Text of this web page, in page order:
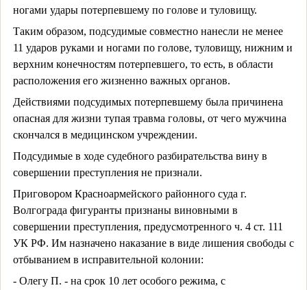
ногами удары потерпевшему по голове и туловищу.
Таким образом, подсудимые совместно нанесли не менее
11 ударов руками и ногами по голове, туловищу, нижним и
верхним конечностям потерпевшего, то есть, в области
расположения его жизненно важных органов.
Действиями подсудимых потерпевшему была причинена
опасная для жизни тупая травма головы, от чего мужчина
скончался в медицинском учреждении.
Подсудимые в ходе судебного разбирательства вину в
совершении преступления не признали.
Приговором Красноармейского районного суда г.
Волгограда фигуранты признаны виновными в
совершении преступления, предусмотренного ч. 4 ст. 111
УК РФ. Им назначено наказание в виде лишения свободы с
отбыванием в исправительной колонии:
- Олегу П. - на срок 10 лет особого режима, с